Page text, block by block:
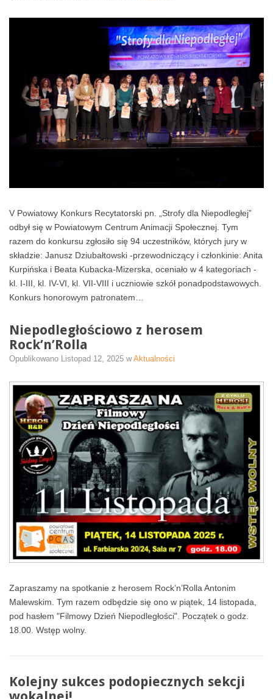
V Powiatowy Konkurs Recytatorski pn. „Strofy dla Niepodległej”
odbył się w Powiatowym Centrum Animacji Społecznej. Tym
razem do konkursu zgłosiło się 94 uczestników, których jury w
składzie: Janusz Dziubałtowski -przewodniczący i członkinie: Anita
Kurpińska i Beata Kubacka-Mizerska, oceniało w 4 kategoriach -
kl. I-III, kl. IV-VI, kl. VII-VIII i uczniowie szkół ponadpodstawowych.
Konkurs honorowym patronatem…
Niepodległościowo z herosem
Rock’n’Rolla
Opublikowano Listopad 12, 2025 wAktualności
Zapraszamy na spotkanie z herosem Rock’n’Rolla Antonim
Malewskim. Tym razem odbędzie się ono w piątek, 14 listopada,
pod hasłem "Filmowy Dzień Niepodległości". Początek o godz.
18.00. Wstęp wolny.
Kolejny sukces podopiecznych sekcji